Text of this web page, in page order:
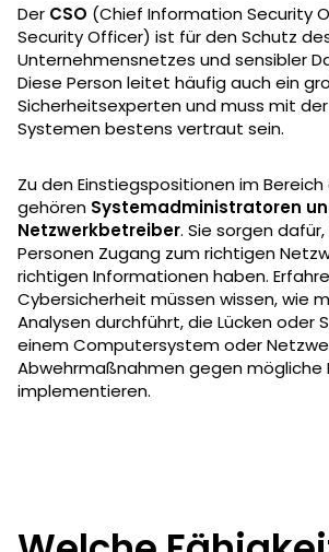
Der CSO (Chief Information Security
Security Officer) ist für den Schutz
Unternehmensnetzes und sensibler
Diese Person leitet häufig auch ein
Sicherheitsexperten und muss mit
Systemen bestens vertraut sein.
Zu den Einstiegspositionen im
gehören Systemadministratoren
Netzwerkbetreiber. Sie sorgen
Personen Zugang zum richtigen
richtigen Informationen haben.
Cybersicherheit müssen wissen, wie
Analysen durchführt, die Lücken oder
einem Computersystem oder
Abwehrmaßnahmen gegen mögliche
implementieren.